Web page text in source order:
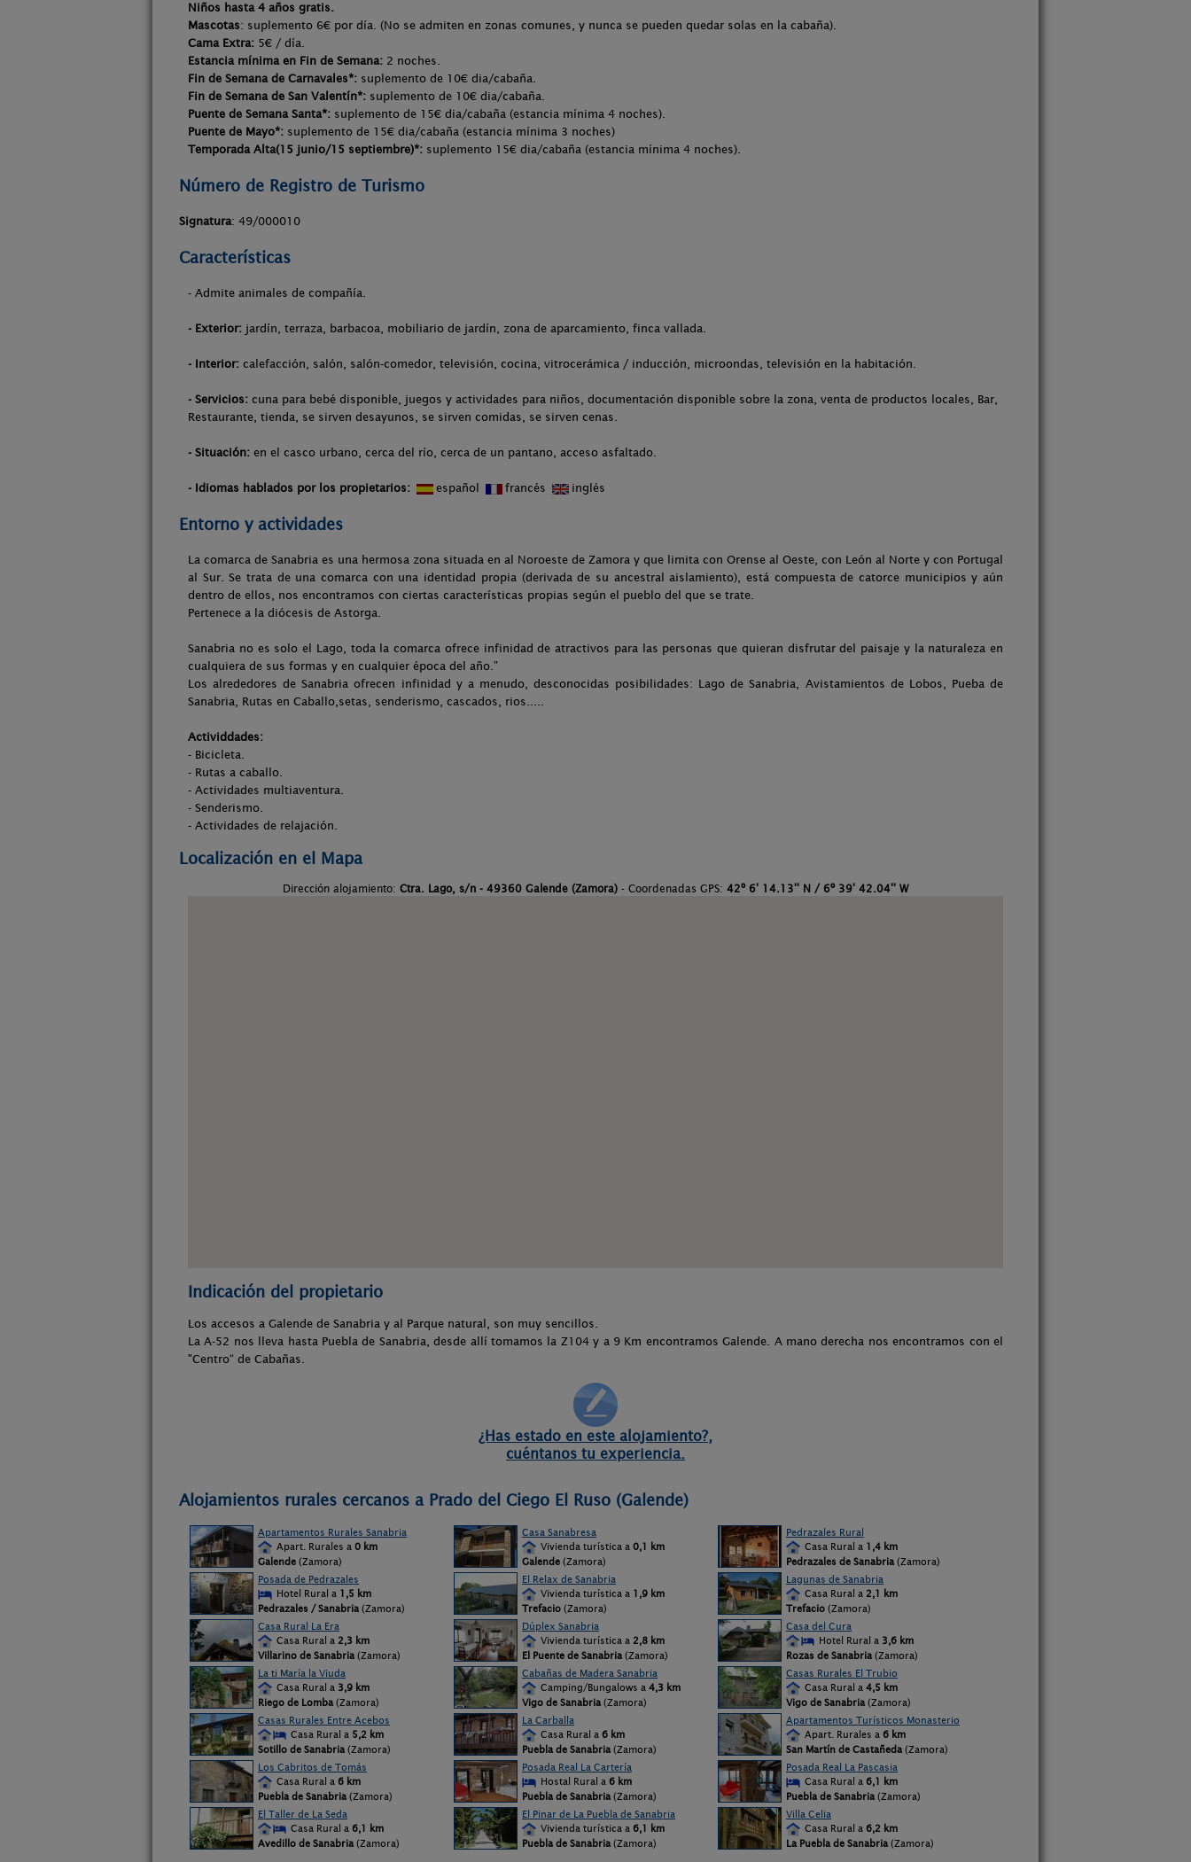
Niños hasta 4 años gratis.
Mascotas: suplemento 6€ por día. (No se admiten en zonas comunes, y nunca se pueden quedar solas en la cabaña).
Cama Extra: 5€ / día.
Estancia mínima en Fin de Semana: 2 noches.
Fin de Semana de Carnavales*: suplemento de 10€ dia/cabaña.
Fin de Semana de San Valentín*: suplemento de 10€ dia/cabaña.
Puente de Semana Santa*: suplemento de 15€ dia/cabaña (estancia mínima 4 noches).
Puente de Mayo*: suplemento de 15€ dia/cabaña (estancia mínima 3 noches)
Temporada Alta(15 junio/15 septiembre)*: suplemento 15€ dia/cabaña (estancia mínima 4 noches).
Número de Registro de Turismo
Signatura: 49/000010
Características
- Admite animales de compañía.
- Exterior: jardín, terraza, barbacoa, mobiliario de jardín, zona de aparcamiento, finca vallada.
- Interior: calefacción, salón, salón-comedor, televisión, cocina, vitrocerámica / inducción, microondas, televisión en la habitación.
- Servicios: cuna para bebé disponible, juegos y actividades para niños, documentación disponible sobre la zona, venta de productos locales, Bar,
Restaurante, tienda, se sirven desayunos, se sirven comidas, se sirven cenas.
- Situación: en el casco urbano, cerca del río, cerca de un pantano, acceso asfaltado.
- Idiomas hablados por los propietarios: español francés inglés
Entorno y actividades
La comarca de Sanabria es una hermosa zona situada en al Noroeste de Zamora y que limita con Orense al Oeste, con León al Norte y con Portugal
al Sur. Se trata de una comarca con una identidad propia (derivada de su ancestral aislamiento), está compuesta de catorce municipios y aún
dentro de ellos, nos encontramos con ciertas características propias según el pueblo del que se trate.
Pertenece a la diócesis de Astorga.
Sanabria no es solo el Lago, toda la comarca ofrece infinidad de atractivos para las personas que quieran disfrutar del paisaje y la naturaleza en
cualquiera de sus formas y en cualquier época del año.”
Los alrededores de Sanabria ofrecen infinidad y a menudo, desconocidas posibilidades: Lago de Sanabria, Avistamientos de Lobos, Pueba de
Sanabria, Rutas en Caballo,setas, senderismo, cascados, rios.....
Actividdades:
- Bicicleta.
- Rutas a caballo.
- Actividades multiaventura.
- Senderismo.
- Actividades de relajación.
Localización en el Mapa
Dirección alojamiento: Ctra. Lago, s/n - 49360 Galende (Zamora) - Coordenadas GPS: 42º 6' 14.13'' N / 6º 39' 42.04'' W
Indicación del propietario
Los accesos a Galende de Sanabria y al Parque natural, son muy sencillos.
La A-52 nos lleva hasta Puebla de Sanabria, desde allí tomamos la Z104 y a 9 Km encontramos Galende. A mano derecha nos encontramos con el
"Centro“ de Cabañas.
¿Has estado en este alojamiento?,
cuéntanos tu experiencia.
Alojamientos rurales cercanos a Prado del Ciego El Ruso (Galende)
Apartamentos Rurales Sanabria
Apart. Rurales a 0 km
Galende (Zamora)
Casa Sanabresa
Vivienda turística a 0,1 km
Galende (Zamora)
Pedrazales Rural
Casa Rural a 1,4 km
Pedrazales de Sanabria (Zamora)
Posada de Pedrazales
Hotel Rural a 1,5 km
Pedrazales / Sanabria (Zamora)
El Relax de Sanabria
Vivienda turística a 1,9 km
Trefacio (Zamora)
Lagunas de Sanabria
Casa Rural a 2,1 km
Trefacio (Zamora)
Casa Rural La Era
Casa Rural a 2,3 km
Villarino de Sanabria (Zamora)
Dúplex Sanabria
Vivienda turística a 2,8 km
El Puente de Sanabria (Zamora)
Casa del Cura
Hotel Rural a 3,6 km
Rozas de Sanabria (Zamora)
La ti María la Viuda
Casa Rural a 3,9 km
Riego de Lomba (Zamora)
Cabañas de Madera Sanabria
Camping/Bungalows a 4,3 km
Vigo de Sanabria (Zamora)
Casas Rurales El Trubio
Casa Rural a 4,5 km
Vigo de Sanabria (Zamora)
Casas Rurales Entre Acebos
Casa Rural a 5,2 km
Sotillo de Sanabria (Zamora)
La Carballa
Casa Rural a 6 km
Puebla de Sanabria (Zamora)
Apartamentos Turísticos Monasterio
Apart. Rurales a 6 km
San Martín de Castañeda (Zamora)
Los Cabritos de Tomás
Casa Rural a 6 km
Puebla de Sanabria (Zamora)
Posada Real La Cartería
Hostal Rural a 6 km
Puebla de Sanabria (Zamora)
Posada Real La Pascasia
Casa Rural a 6,1 km
Puebla de Sanabria (Zamora)
El Taller de La Seda
Casa Rural a 6,1 km
Avedillo de Sanabria (Zamora)
El Pinar de La Puebla de Sanabria
Vivienda turística a 6,1 km
Puebla de Sanabria (Zamora)
Villa Celia
Casa Rural a 6,2 km
La Puebla de Sanabria (Zamora)